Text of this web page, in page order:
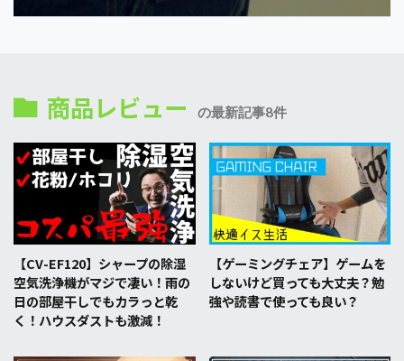
商品レビュー の最新記事8件
【CV-EF120】シャープの除湿
空気洗浄機がマジで凄い！雨の
日の部屋干しでもカラっと乾
く！ハウスダストも激減！
【ゲーミングチェア】ゲームを
しないけど買っても大丈夫？勉
強や読書で使っても良い？